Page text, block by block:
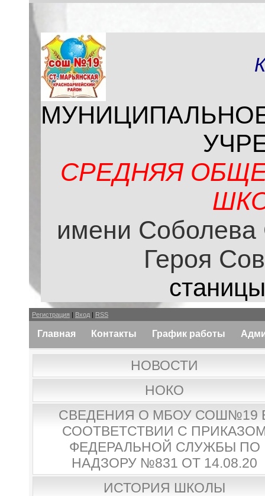
СРЕДНЯЯ
имени Соболева
Героя
Регистрация | Вход | RSS
Главная Контакты График работы
НОВОСТИ
НОКО
СВЕДЕНИЯ О МБОУ СОШ№19
СООТВЕТСТВИИ С
ФЕДЕРАЛЬНОЙ СЛУЖБЫ ПО
НАДЗОРУ №831 ОТ 14.08.20
ИСТОРИЯ ШКОЛЫ